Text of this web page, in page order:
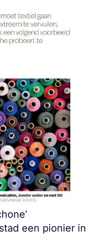
een pionier in